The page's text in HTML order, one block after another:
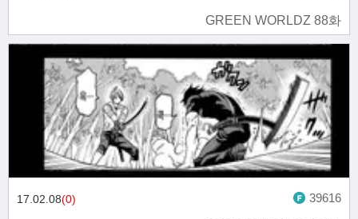
GREEN WORLDZ 88화
17.02.08(0) 39616